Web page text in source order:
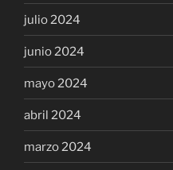
julio 2024
junio 2024
mayo 2024
abril 2024
marzo 2024